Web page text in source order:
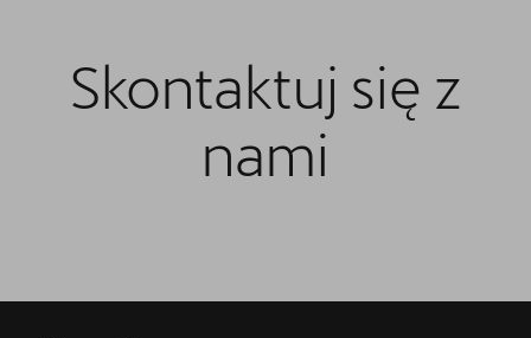
Skontaktuj się z
nami